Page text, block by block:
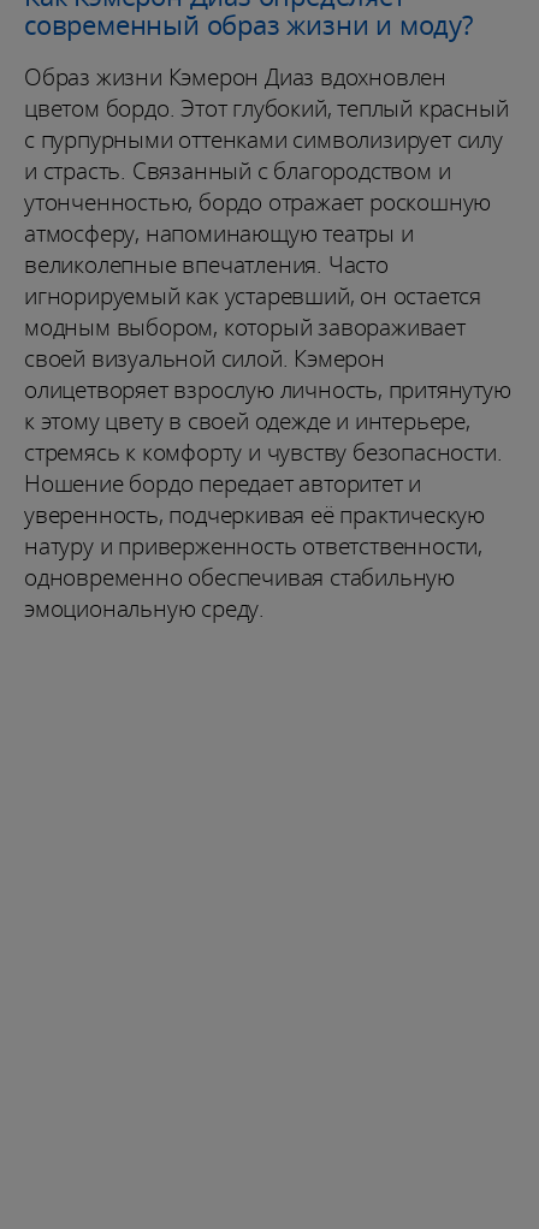
современный образ жизни и моду?
Образ жизни Кэмерон Диаз вдохновлен
цветом бордо. Этот глубокий, теплый красный
с пурпурными оттенками символизирует силу
и страсть. Связанный с благородством и
утонченностью, бордо отражает роскошную
атмосферу, напоминающую театры и
великолепные впечатления. Часто
игнорируемый как устаревший, он остается
модным выбором, который завораживает
своей визуальной силой. Кэмерон
олицетворяет взрослую личность, притянутую
к этому цвету в своей одежде и интерьере,
стремясь к комфорту и чувству безопасности.
Ношение бордо передает авторитет и
уверенность, подчеркивая её практическую
натуру и приверженность ответственности,
одновременно обеспечивая стабильную
эмоциональную среду.